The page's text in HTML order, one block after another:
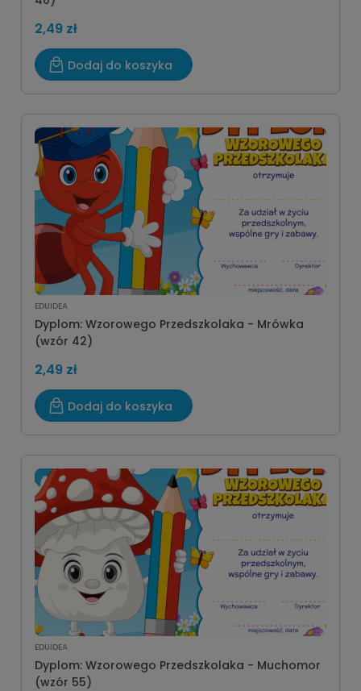
2,49 zł
Dodaj do koszyka
EDUIDEA
Dyplom: Wzorowego Przedszkolaka - Mrówka
(wzór 42)
2,49 zł
Dodaj do koszyka
EDUIDEA
Dyplom: Wzorowego Przedszkolaka - Muchomor
(wzór 55)